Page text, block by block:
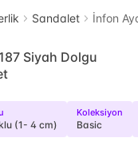
Sandalet İnfon
Siyah Dolgu
(1- 4 cm)
Koleksiyon
Basic